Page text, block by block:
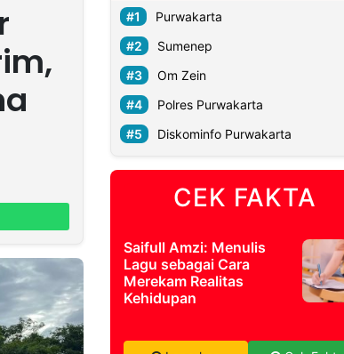
Purwakarta
Sumenep
Om Zein
Polres Purwakarta
Diskominfo Purwakarta
CEK FAKTA
Saifull Amzi: Menulis
Lagu sebagai Cara
Merekam Realitas
Kehidupan